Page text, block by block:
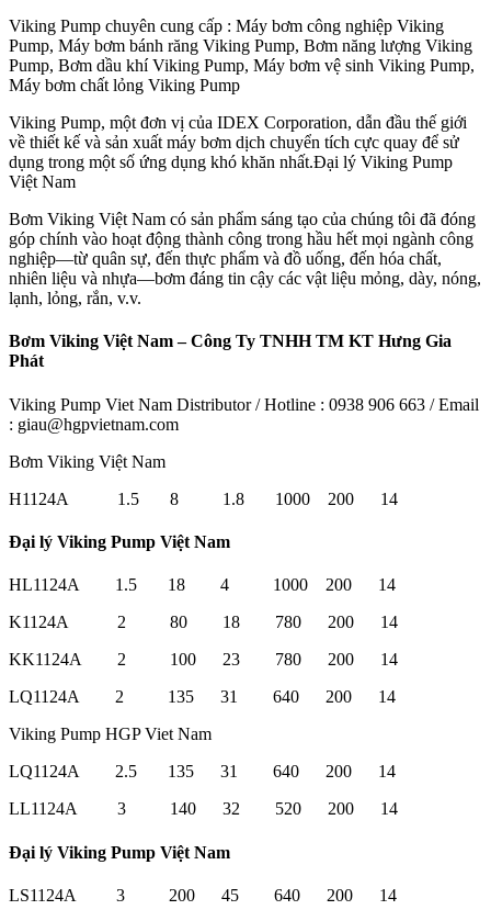
Viking Pump chuyên cung cấp : Máy bơm công nghiệp Viking
Pump, Máy bơm bánh răng Viking Pump, Bơm năng lượng Viking
Pump, Bơm dầu khí Viking Pump, Máy bơm vệ sinh Viking Pump,
Máy bơm chất lỏng Viking Pump
Viking Pump, một đơn vị của IDEX Corporation, dẫn đầu thế giới
về thiết kế và sản xuất máy bơm dịch chuyển tích cực quay để sử
dụng trong một số ứng dụng khó khăn nhất.Đại lý Viking Pump
Việt Nam
Bơm Viking Việt Nam có sản phẩm sáng tạo của chúng tôi đã đóng
góp chính vào hoạt động thành công trong hầu hết mọi ngành công
nghiệp—từ quân sự, đến thực phẩm và đồ uống, đến hóa chất,
nhiên liệu và nhựa—bơm đáng tin cậy các vật liệu mỏng, dày, nóng,
lạnh, lỏng, rắn, v.v.
Bơm Viking Việt Nam – Công Ty TNHH TM KT Hưng Gia
Phát
Viking Pump Viet Nam Distributor / Hotline : 0938 906 663 / Email
: giau@hgpvietnam.com
Bơm Viking Việt Nam
H1124A 1.5 8 1.8 1000 200 14
Đại lý Viking Pump Việt Nam
HL1124A 1.5 18 4 1000 200 14
K1124A 2 80 18 780 200 14
KK1124A 2 100 23 780 200 14
LQ1124A 2 135 31 640 200 14
Viking Pump HGP Viet Nam
LQ1124A 2.5 135 31 640 200 14
LL1124A 3 140 32 520 200 14
Đại lý Viking Pump Việt Nam
LS1124A 3 200 45 640 200 14